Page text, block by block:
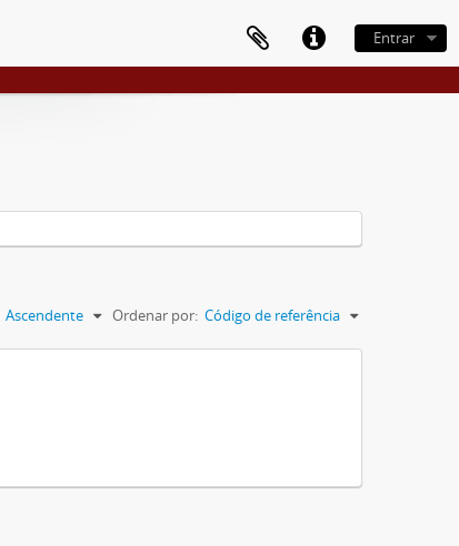
Entrar
Ordenar por: Código de referência
Ascendente